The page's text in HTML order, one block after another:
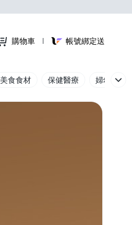
購物車 帳號綁定送
美食食材 保健醫療 婦幼玩具